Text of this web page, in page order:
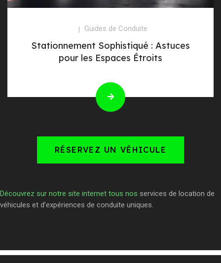
Guides de Conduite
Stationnement Sophistiqué : Astuces
pour les Espaces Étroits
RÉSERVEZ UN VÉHICULE
Découvrez sur notre site internet tous nos services de location de
véhicules et d’expériences de conduite uniques.